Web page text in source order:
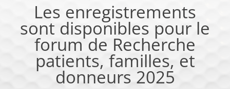
Les enregistrements
sont disponibles pour le
forum de Recherche
patients, familles, et
donneurs 2025